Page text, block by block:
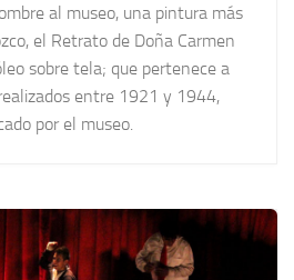
al museo, una pintura más
el Retrato de Doña Carmen
sobre tela; que pertenece a
entre 1921 y 1944,
por el museo.